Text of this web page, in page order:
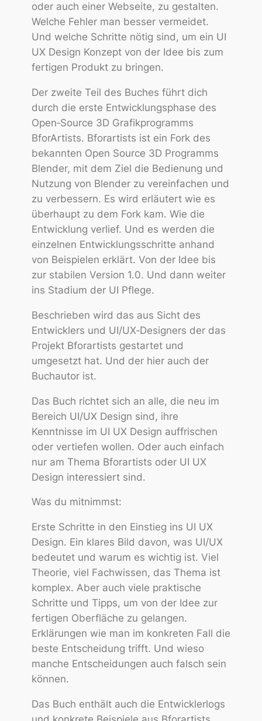
oder auch einer Webseite, zu gestalten.
Welche Fehler man besser vermeidet.
Und welche Schritte nötig sind, um ein UI
UX Design Konzept von der Idee bis zum
fertigen Produkt zu bringen.
Der zweite Teil des Buches führt dich
durch die erste Entwicklungsphase des
Open‑Source 3D Grafikprogramms
BforArtists. Bforartists ist ein Fork des
bekannten Open Source 3D Programms
Blender, mit dem Ziel die Bedienung und
Nutzung von Blender zu vereinfachen und
zu verbessern. Es wird erläutert wie es
überhaupt zu dem Fork kam. Wie die
Entwicklung verlief. Und es werden die
einzelnen Entwicklungsschritte anhand
von Beispielen erklärt. Von der Idee bis
zur stabilen Version 1.0. Und dann weiter
ins Stadium der UI Pflege.
Beschrieben wird das aus Sicht des
Entwicklers und UI/UX‑Designers der das
Projekt Bforartists gestartet und
umgesetzt hat. Und der hier auch der
Buchautor ist.
Das Buch richtet sich an alle, die neu im
Bereich UI/UX Design sind, ihre
Kenntnisse im UI UX Design auffrischen
oder vertiefen wollen. Oder auch einfach
nur am Thema Bforartists oder UI UX
Design interessiert sind.
Was du mitnimmst:
Erste Schritte in den Einstieg ins UI UX
Design. Ein klares Bild davon, was UI/UX
bedeutet und warum es wichtig ist. Viel
Theorie, viel Fachwissen, das Thema ist
komplex. Aber auch viele praktische
Schritte und Tipps, um von der Idee zur
fertigen Oberfläche zu gelangen.
Erklärungen wie man im konkreten Fall die
beste Entscheidung trifft. Und wieso
manche Entscheidungen auch falsch sein
können.
Das Buch enthält auch die Entwicklerlogs